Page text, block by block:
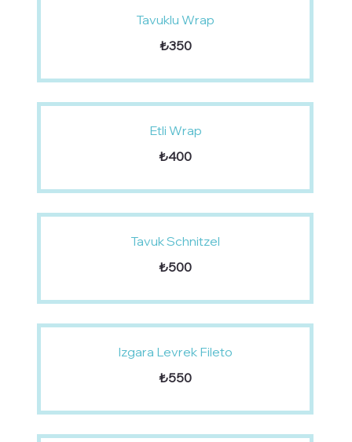
Tavuklu Wrap
₺350
Etli Wrap
₺400
Tavuk Schnitzel
₺500
Izgara Levrek Fileto
₺550